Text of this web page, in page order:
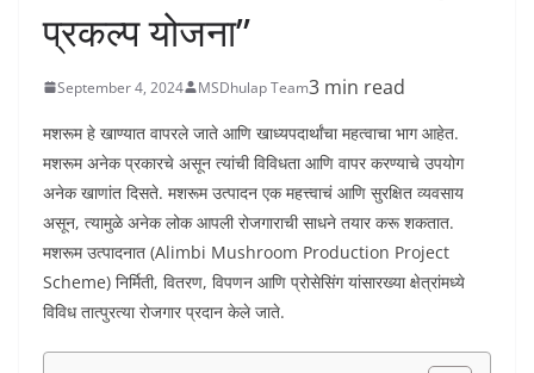
प्रकल्प योजना”
September 4, 2024 MSDhulap Team3 min read
मशरूम हे खाण्यात वापरले जाते आणि खाध्यपदार्थांचा महत्वाचा भाग आहेत.
मशरूम अनेक प्रकारचे असून त्यांची विविधता आणि वापर करण्याचे उपयोग
अनेक खाणांत दिसते. मशरूम उत्पादन एक महत्त्वाचं आणि सुरक्षित व्यवसाय
असून, त्यामुळे अनेक लोक आपली रोजगाराची साधने तयार करू शकतात.
मशरूम उत्पादनात (Alimbi Mushroom Production Project
Scheme) निर्मिती, वितरण, विपणन आणि प्रोसेसिंग यांसारख्या क्षेत्रांमध्ये
विविध तात्पुरत्या रोजगार प्रदान केले जाते.